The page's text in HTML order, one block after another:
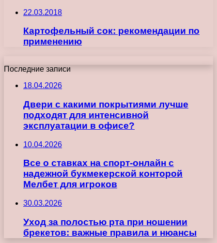
22.03.2018
Картофельный сок: рекомендации по
применению
Последние записи
18.04.2026
Двери с какими покрытиями лучше
подходят для интенсивной
эксплуатации в офисе?
10.04.2026
Все о ставках на спорт-онлайн с
надежной букмекерской конторой
Мелбет для игроков
30.03.2026
Уход за полостью рта при ношении
брекетов: важные правила и нюансы